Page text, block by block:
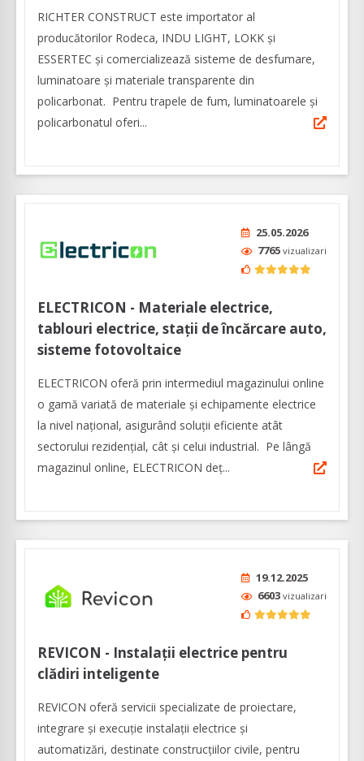
RICHTER CONSTRUCT este importator al
producătorilor Rodeca, INDU LIGHT, LOKK și
ESSERTEC şi comercializează sisteme de desfumare,
luminatoare şi materiale transparente din
policarbonat. Pentru trapele de fum, luminatoarele şi
policarbonatul oferi...
25.05.2026
7765 vizualizari
ELECTRICON - Materiale electrice,
tablouri electrice, stații de încărcare auto,
sisteme fotovoltaice
ELECTRICON oferă prin intermediul magazinului online
o gamă variată de materiale şi echipamente electrice
la nivel naţional, asigurând soluţii eficiente atât
sectorului rezidenţial, cât şi celui industrial. Pe lângă
magazinul online, ELECTRICON deț...
19.12.2025
6603 vizualizari
REVICON - Instalații electrice pentru
clădiri inteligente
REVICON oferă servicii specializate de proiectare,
integrare și execuție instalații electrice și
automatizări, destinate construcțiilor civile, pentru